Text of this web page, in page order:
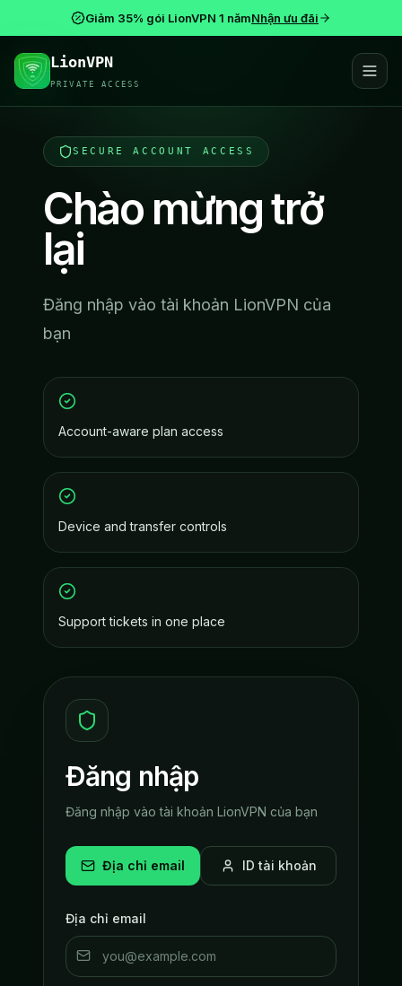
Giảm 35% gói LionVPN 1 nămNhận ưu đãi
LionVPN
PRIVATE ACCESS
SECURE ACCOUNT ACCESS
Chào mừng trở
lại
Đăng nhập vào tài khoản LionVPN của
bạn
Account-aware plan access
Device and transfer controls
Support tickets in one place
Đăng nhập
Đăng nhập vào tài khoản LionVPN của bạn
Địa chỉ email ID tài khoản
Địa chỉ email